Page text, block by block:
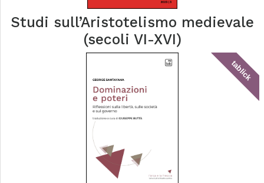
Studi sull’Aristotelismo medievale
(secoli VI-XVI)
tablick